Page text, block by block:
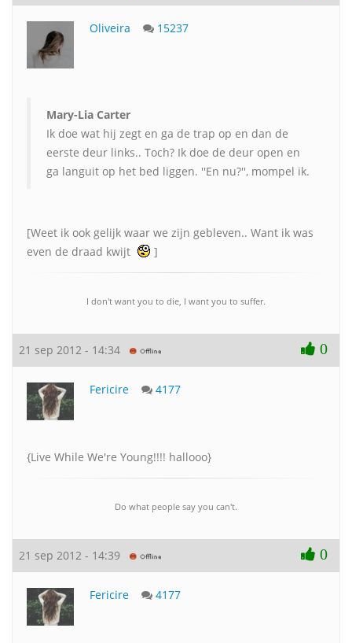
Oliveira 15237
Mary-Lia Carter
Ik doe wat hij zegt en ga de trap op en dan de
eerste deur links.. Toch? Ik doe de deur open en
ga languit op het bed liggen. ''En nu?'', mompel ik.
[Weet ik ook gelijk waar we zijn gebleven.. Want ik was
even de draad kwijt
]
I don't want you to die, I want you to suffer.
21 sep 2012 - 14:34 0
Fericire 4177
{Live While We're Young!!!! hallooo}
Do what people say you can't.
21 sep 2012 - 14:39 0
Fericire 4177